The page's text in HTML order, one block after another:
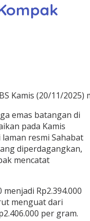
Kamis (20/11/
emas batangan di
pada Kamis
resmi Sahabat
diperdagangkan,
mencatat
menjadi Rp2.394.000
menguat dari
per gram.